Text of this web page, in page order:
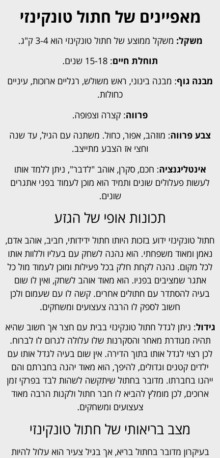
מאפיינים של חתול טונקינזי
משקל: משקל ממוצע של חתול טונקינזי הוא 3-4 ק"ג.
תוחלת חיים: 15-18 שנים.
מבנה גוף: מבנה בינוני, ראש משולש, רגליים ארוכות, עיניים
כחולות.
פרווה: קצרה וצפופה.
צבע פרווה: מוזהב, אפור, כחול. משתנה עם הגיל, עד שנה
וחצי אז הצבע מתייצב.
אינטליגנציה: חכם, סקרן, אוהב "לדבר", ניתן ללמד אותו
לעשות פעלולים שונים ותמיד הוא מוכן לעמוד בפני אתגרים
שונים.
תכונות אופי של הגזע
חתול טונקינזי ידוע בזכות היותו חתול ידידותי, חביב, אוהב אדם,
נאמן ומאוד משפחתי. הוא נהנה לשחק עם בעליו וללוות אותו
לכל מקום. נהנה לקחת חלק בכל פעילות ומוכן לעמוד מול כל
אתגר שמציבים בפניו. הוא מאוד אוהב לשחק, ואין לו שום
בעיה להסתדר עם חתולים אחרים. קשה לו עם שעמום ולכן
חשוב לספק לו הרבה צעצועים ומשחקים.
גידול: ניתן לגדל חתול טונקינזי בבית עם חצר אך חשוב שהיא
תהיה מגודרת מאחר והסקרנות שלו עלולה לגרום לו לברוח.
לכן רצוי לגדל אותו בתוך הדירה. אין שום בעיה לגדל אותו עם
ילדים קטנים וגדולים, להיפך, הוא מאוד יהנה בחברתם והם
ייהנו בחברתו. מדובר בחתול שיתקשה לשהות לבד בפרקי זמן
ארוכים, לכן מומלץ להביא לו חבר חתול ולקנות הרבה מאוד
צעצועים ומשחקים.
מצב בריאותי של חתול טונקינזי
בעיקרון מדובר בחתול בריא, אך בגיל צעיר הוא עלול להיות